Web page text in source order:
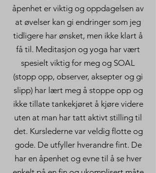
åpenhet er viktig og oppdagelsen av
at øvelser kan gi endringer som jeg
tidligere har ønsket, men ikke klart å
få til. Meditasjon og yoga har vært
spesielt viktig for meg og SOAL
(stopp opp, observer, aksepter og gi
slipp) har lært meg å stoppe opp og
ikke tillate tankekjøret å kjøre videre
uten at man har tatt aktivt stilling til
det. Kurslederne var veldig flotte og
gode. De utfyller hverandre fint. De
har en åpenhet og evne til å se hver